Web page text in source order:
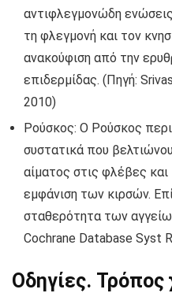
αντιφλεγμονώδη
τη φλεγμονή και τον
ανακούφιση από την
επιδερμίδας. (Πηγή:
2010)
Ρούσκος: Ο Ρούσκος
συστατικά που
αίματος στις φλέβες
εμφάνιση των κιρσών.
σταθερότητα των
Cochrane Database Syst
Οδηγίες. Τρόπος